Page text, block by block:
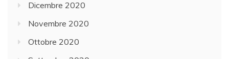
Dicembre 2020
Novembre 2020
Ottobre 2020